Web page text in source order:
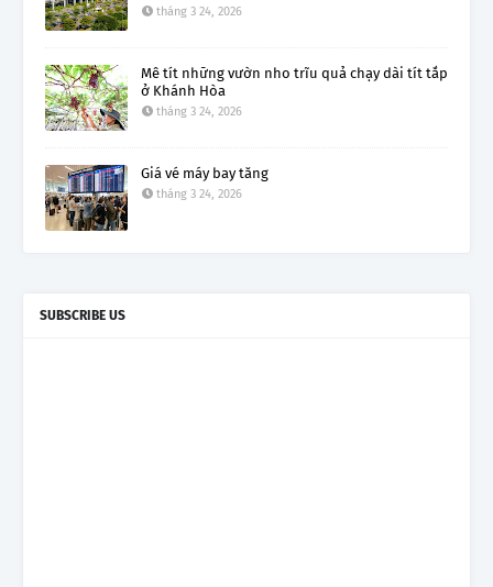
tháng 3 24, 2026
Mê tít những vườn nho trĩu quả chạy dài tít tắp
ở Khánh Hòa
tháng 3 24, 2026
Giá vé máy bay tăng
tháng 3 24, 2026
SUBSCRIBE US